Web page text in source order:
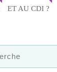
ET AU CDI ?